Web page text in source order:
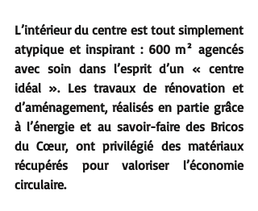
L’intérieur du centre est tout simplement
atypique et inspirant : 600 m² agencés
avec soin dans l’esprit d’un « centre
idéal ». Les travaux de rénovation et
d’aménagement, réalisés en partie grâce
à l’énergie et au savoir-faire des Bricos
du Cœur, ont privilégié des matériaux
récupérés pour valoriser l’économie
circulaire.